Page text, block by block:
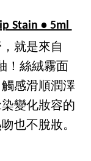
Stain • 5ml
就是來自
！絲絨霧面
感滑順潤澤
變化妝容的
也不脫妝。